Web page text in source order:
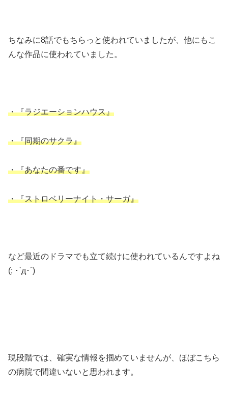
ちなみに8話でもちらっと使われていましたが、他にもこ
んな作品に使われていました。
・『ラジエーションハウス』
・『同期のサクラ』
・『あなたの番です』
・『ストロベリーナイト・サーガ』
など最近のドラマでも立て続けに使われているんですよね
(; ･`д･´)
現段階では、確実な情報を掴めていませんが、ほぼこちら
の病院で間違いないと思われます。